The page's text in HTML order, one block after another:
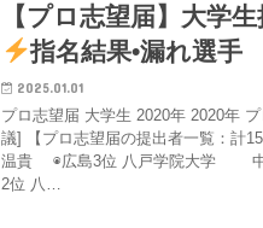
【プロ志望届】大学
指名結果•漏れ選手
2025.01.01
プロ志望届 大学生 2020年 2020年
議] 【プロ志望届の提出者一覧：
温貴 ◉広島3位 八戸学院大学 中
2位 八…